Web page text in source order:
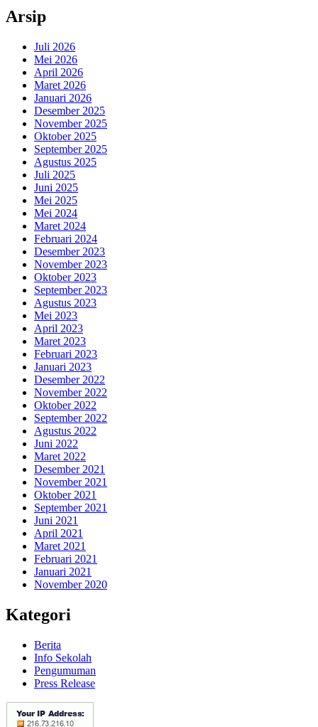
Arsip
Juli 2026
Mei 2026
April 2026
Maret 2026
Januari 2026
Desember 2025
November 2025
Oktober 2025
September 2025
Agustus 2025
Juli 2025
Juni 2025
Mei 2025
Mei 2024
Maret 2024
Februari 2024
Desember 2023
November 2023
Oktober 2023
September 2023
Agustus 2023
Mei 2023
April 2023
Maret 2023
Februari 2023
Januari 2023
Desember 2022
November 2022
Oktober 2022
September 2022
Agustus 2022
Juni 2022
Maret 2022
Desember 2021
November 2021
Oktober 2021
September 2021
Juni 2021
April 2021
Maret 2021
Februari 2021
Januari 2021
November 2020
Kategori
Berita
Info Sekolah
Pengumuman
Press Release